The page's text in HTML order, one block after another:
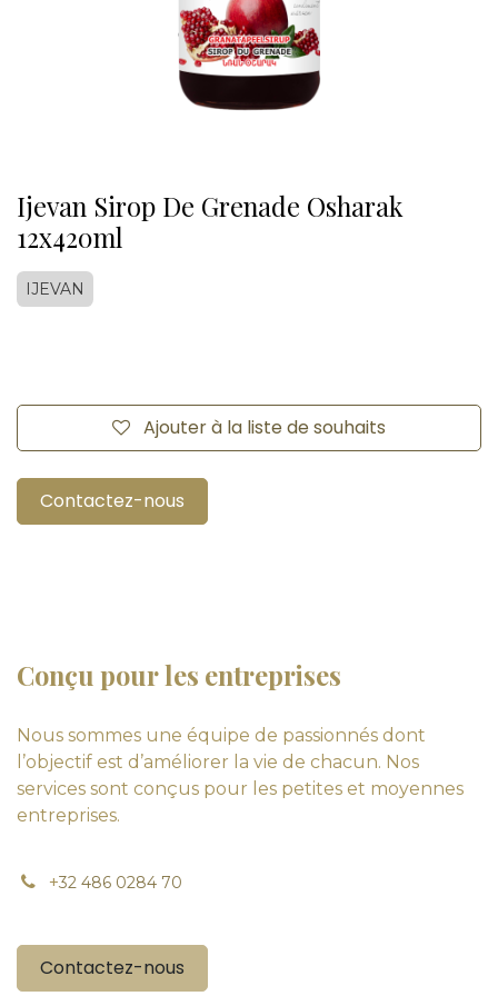
Ijevan Sirop De Grenade Osharak
12x420ml
IJEVAN
Ajouter à la liste de souhaits
Contactez-nous
Conçu pour les entreprises
Nous sommes une équipe de passionnés dont
l’objectif est d’améliorer la vie de chacun. Nos
services sont conçus pour les petites et moyennes
entreprises.
+32 486 0284 70
Contactez-nous